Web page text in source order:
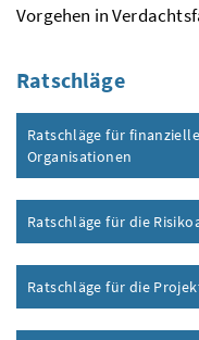
Vorgehen in
Ratschläge
Ratschläge für
Organisationen
Ratschläge für die
Ratschläge für die